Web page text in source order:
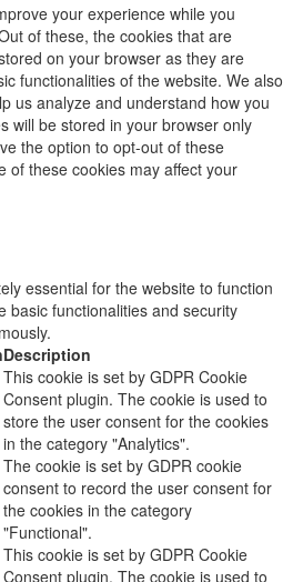
your experience while you
of these, the cookies that are
on your browser as they are
functionalities of the website. We also
us analyze and understand how you
will be stored in your browser only
the option to opt-out of these
of these cookies may affect your
essential for the website to function
basic functionalities and security
Description
This cookie is set by GDPR Cookie
Consent plugin. The cookie is used to
store the user consent for the cookies
in the category "Analytics".
The cookie is set by GDPR cookie
consent to record the user consent for
the cookies in the category
"Functional".
This cookie is set by GDPR Cookie
Consent plugin. The cookie is used to